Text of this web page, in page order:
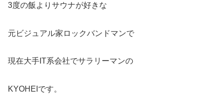
3度の飯よりサウナが好きな
元ビジュアル家ロックバンドマンで
現在大手IT系会社でサラリーマンの
KYOHEIです。